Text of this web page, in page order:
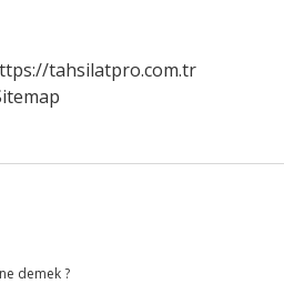
tahsilatpro.com.tr
demek ?